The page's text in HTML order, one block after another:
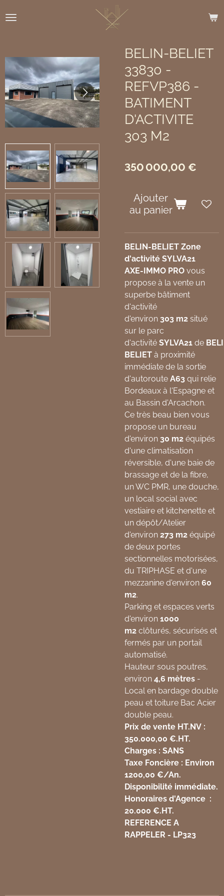
au
BELIN-BELIET
33830 -
REFVP386 -
BATIMENT
D'ACTIVITE
303 M2
350 000,00 €
Ajouter
au panier
BELIN-BELIET Zone
d'activité SYLVA21
AXE-IMMO PRO vous
propose à la vente un
superbe bâtiment
d'activité
d'environ 303 m2 situé
sur le parc
d'activité SYLVA21 de
BELIET à proximité
immédiate de la sortie
d'autoroute A63 qui relie
Bordeaux à l'Espagne et
au Bassin d'Arcachon.
Ce très beau bien vous
propose un bureau
d'environ 30 m2 équipés
d'une climatisation
réversible, d'une baie de
brassage et de la fibre,
un WC PMR, une douche,
un local social avec
vestiaire et kitchenette et
un dépôt/Atelier
d'environ 273 m2 équipé
de deux portes
sectionnelles motorisées,
du TRIPHASE et d'une
mezzanine d'environ 60
m2.
Parking et espaces verts
d'environ 1000
m2 clôturés, sécurisés et
fermés par un portail
automatisé.
Hauteur sous poutres,
environ 4,6 mètres -
Local en bardage double
peau et toiture Bac Acier
double peau.
Prix de vente HT.NV :
350.000,00 €.HT.
Charges : SANS
Taxe Foncière : Environ
1200,00 €/An.
Disponibilité immédiate.
Honoraires d'Agence :
20.000 €.HT.
REFERENCE A
RAPPELER - LP323